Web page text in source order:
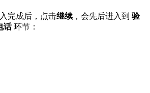
完成后，点击继续，会先后进入到 验
话环节：